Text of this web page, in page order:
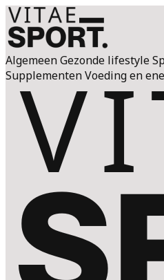
AlgemeenGezonde lifestyle
SupplementenVoeding en